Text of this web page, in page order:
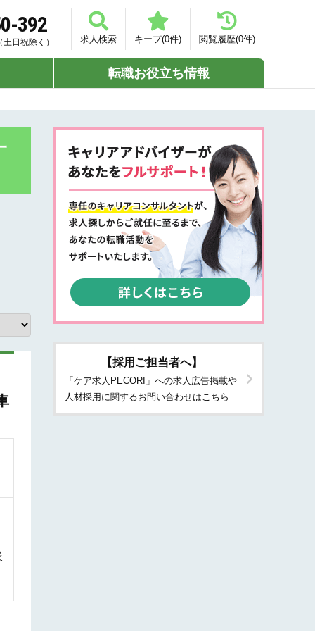
392
日祝除く） 求人検索 キープ(0件) 閲覧履歴(0件)
転職お役立ち情報
【採用ご担当者へ】
「ケア求人PECORI」への求人広告掲載や
人材採用に関するお問い合わせはこちら